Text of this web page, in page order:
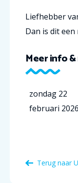
Liefhebber
Dan is dit een
Meer info
zondag 22
februari 2026
Terug naar